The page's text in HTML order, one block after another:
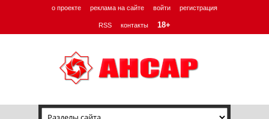
о проекте реклама на сайте войти регистрация
RSS контакты 18+